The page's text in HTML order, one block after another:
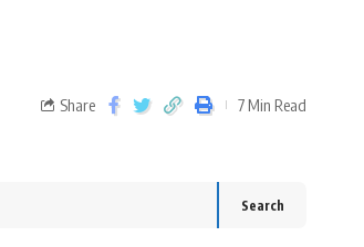
Share 7 Min Read
Search